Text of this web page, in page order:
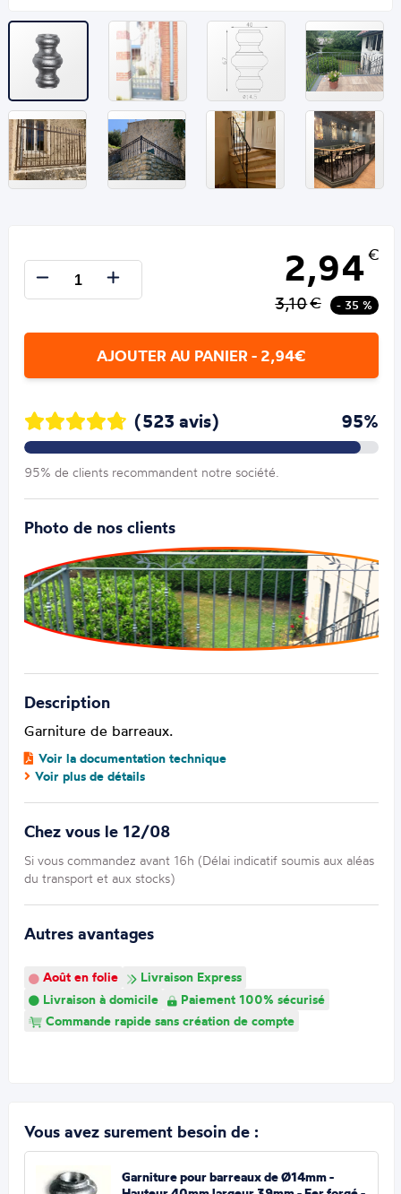
2,94€
3,10€ - 35 %
AJOUTER AU PANIER - 2,94€
(523 avis) 95%
95% de clients recommandent notre société.
Photo de nos clients
Description
Garniture de barreaux.
Voir la documentation technique
Voir plus de détails
Chez vous le 12/08
Si vous commandez avant 16h (Délai indicatif soumis aux aléas
du transport et aux stocks)
Autres avantages
Août en folie
Livraison Express
Livraison à domicile
Paiement 100% sécurisé
Commande rapide sans création de compte
Vous avez surement besoin de :
Garniture pour barreaux de Ø14mm -